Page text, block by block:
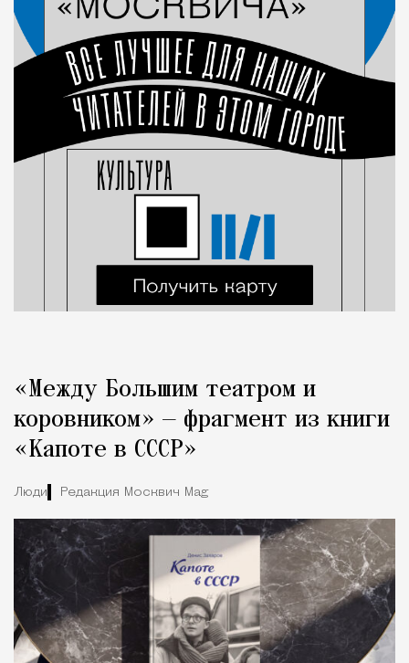
«Между Большим театром и
коровником» — фрагмент из книги
«Капоте в СССР»
Люди Редакция Москвич Mag